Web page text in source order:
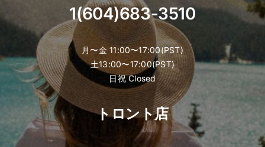
1(604)683-3510
月〜金 11:00〜17:00(PST)
土13:00〜17:00(PST)
日祝 Closed
トロント店